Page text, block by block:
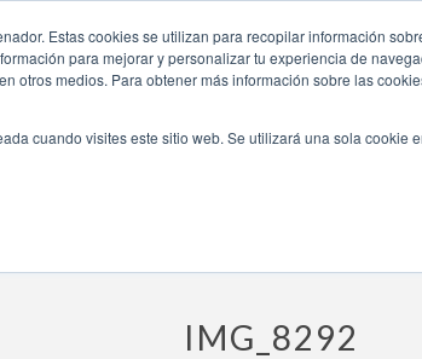
Estas cookies se utilizan para recopilar información
para mejorar y personalizar tu experiencia de
otros medios. Para obtener más información sobre las
cuando visites este sitio web. Se utilizará una sola cookie
INICIO QUIÉNES SOMOS TE
el pequeño Sebastián
IMG_8292